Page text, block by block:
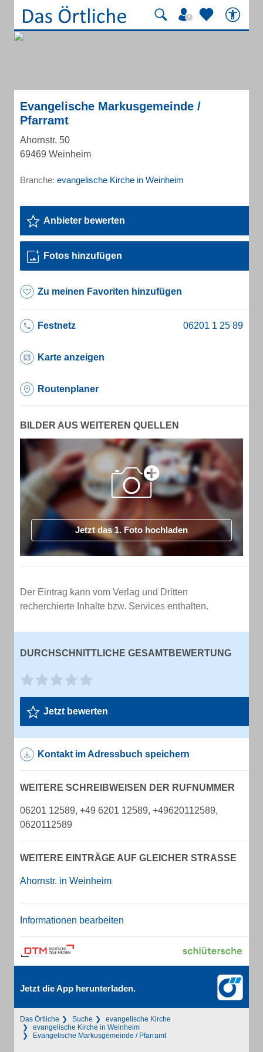
Evangelische Markusgemeinde /
Pfarramt
Ahornstr. 50
69469 Weinheim
Branche: evangelische Kirche in Weinheim
Anbieter bewerten
Fotos hinzufügen
Zu meinen Favoriten hinzufügen
Festnetz
Karte anzeigen
Routenplaner
BILDER AUS WEITEREN QUELLEN
Jetzt das 1. Foto hochladen
Der Eintrag kann vom Verlag und Dritten
recherchierte Inhalte bzw. Services enthalten.
DURCHSCHNITTLICHE GESAMTBEWERTUNG
Jetzt bewerten
Kontakt im Adressbuch speichern
WEITERE SCHREIBWEISEN DER RUFNUMMER
06201 12589, +49 6201 12589, +49620112589,
0620112589
WEITERE EINTRÄGE AUF GLEICHER STRASSE
Ahornstr. in Weinheim
Informationen bearbeiten
Jetzt die App herunterladen.
Das Örtliche Suche
evangelische Kirche
evangelische Kirche in Weinheim
Evangelische Markusgemeinde / Pfarramt